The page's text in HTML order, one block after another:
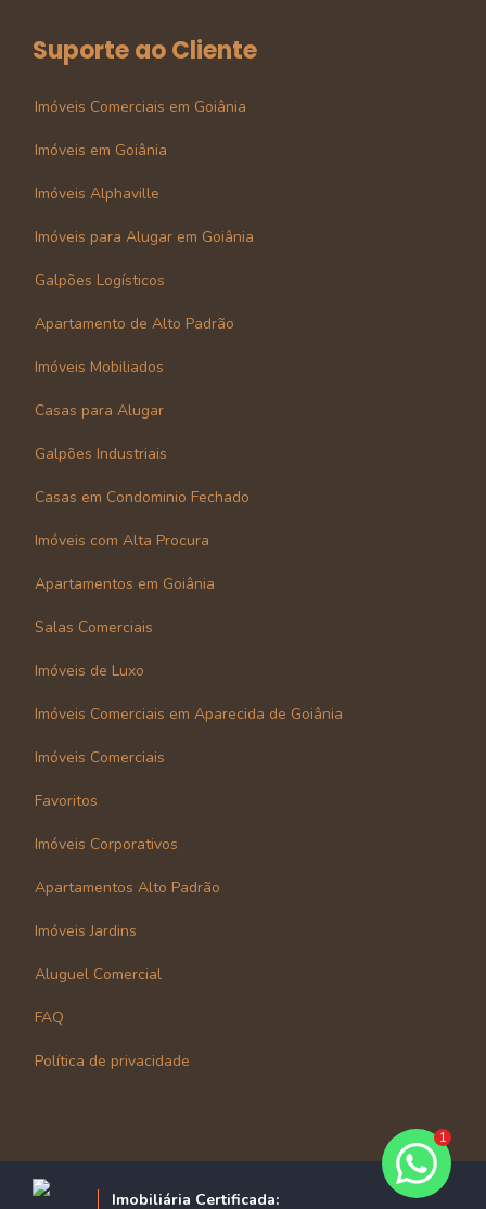
Suporte ao Cliente
Imóveis Comerciais em Goiânia
Imóveis em Goiânia
Imóveis Alphaville
Imóveis para Alugar em Goiânia
Galpões Logísticos
Apartamento de Alto Padrão
Imóveis Mobiliados
Casas para Alugar
Galpões Industriais
Casas em Condominio Fechado
Imóveis com Alta Procura
Apartamentos em Goiânia
Salas Comerciais
Imóveis de Luxo
Imóveis Comerciais em Aparecida de Goiânia
Imóveis Comerciais
Favoritos
Imóveis Corporativos
Apartamentos Alto Padrão
Imóveis Jardins
Aluguel Comercial
FAQ
Política de privacidade
Imobiliária Certificada:
1